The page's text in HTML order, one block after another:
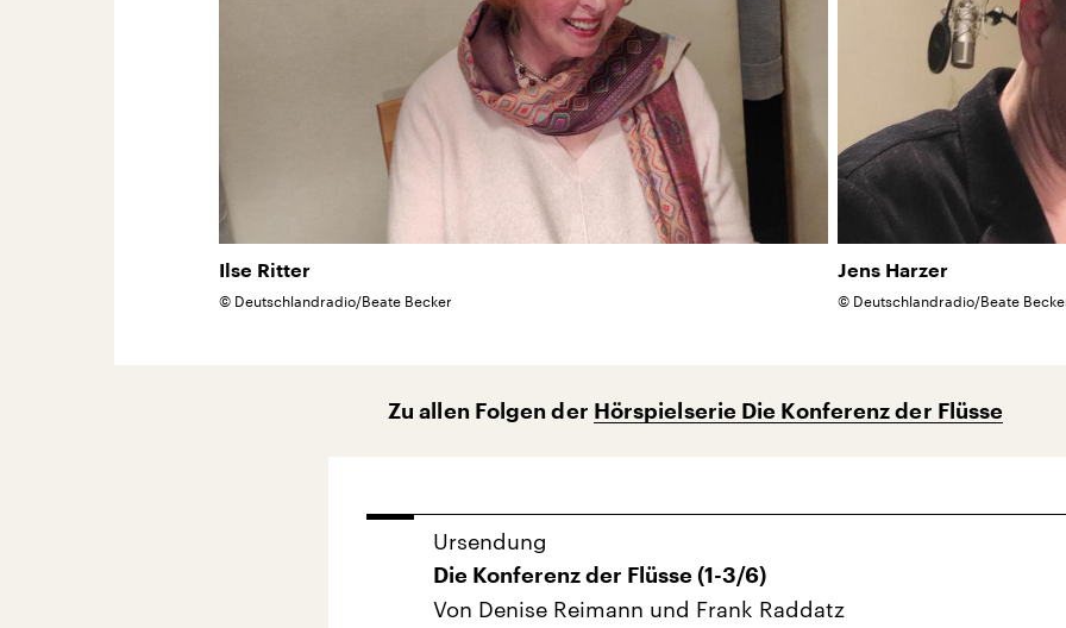
Ilse Ritter
© Deutschlandradio/Beate Becker
Jens Harzer
© Deutschlandradio/Beate
Zu allen Folgen der Hörspielserie Die Konferenz der Flüsse
Ursendung
Die Konferenz der Flüsse (1-3/6)
Von Denise Reimann und Frank Raddatz